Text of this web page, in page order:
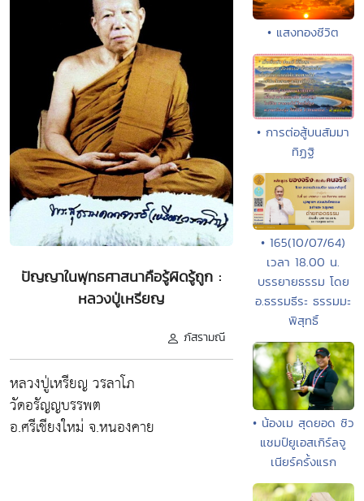
ปัญญาในพุทธศาสนาคือรู้ผิดรู้ถูก :
หลวงปู่เหรียญ
ภัสรามณี
หลวงปู่เหรียญ วรลาโภ
วัดอรัญญบรรพต
อ.ศรีเชียงใหม่ จ.หนองคาย
• แสงทองชีวิต
• การต่อสู้บนสัมมา
ทิฏฐิ
• 165(10/07/64)
เวลา 18.00 น.
บรรยายธรรม โดย
อ.ธรรมธีระ ธรรมมะ
พิสุทธิ์
• น้องเม สุดยอด ซิว
แชมป์ยูเอสเกิร์ลจู
เนียร์ครั้งแรก